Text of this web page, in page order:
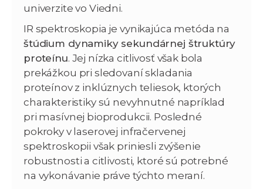
univerzite vo Viedni.
IR spektroskopia je vynikajúca metóda na
štúdium dynamiky sekundárnej štruktúry
proteínu. Jej nízka citlivosť však bola
prekážkou pri sledovaní skladania
proteínov z inklúznych teliesok, ktorých
charakteristiky sú nevyhnutné napríklad
pri masívnej bioprodukcii. Posledné
pokroky v laserovej infračervenej
spektroskopii však priniesli zvýšenie
robustnosti a citlivosti, ktoré sú potrebné
na vykonávanie práve týchto meraní.